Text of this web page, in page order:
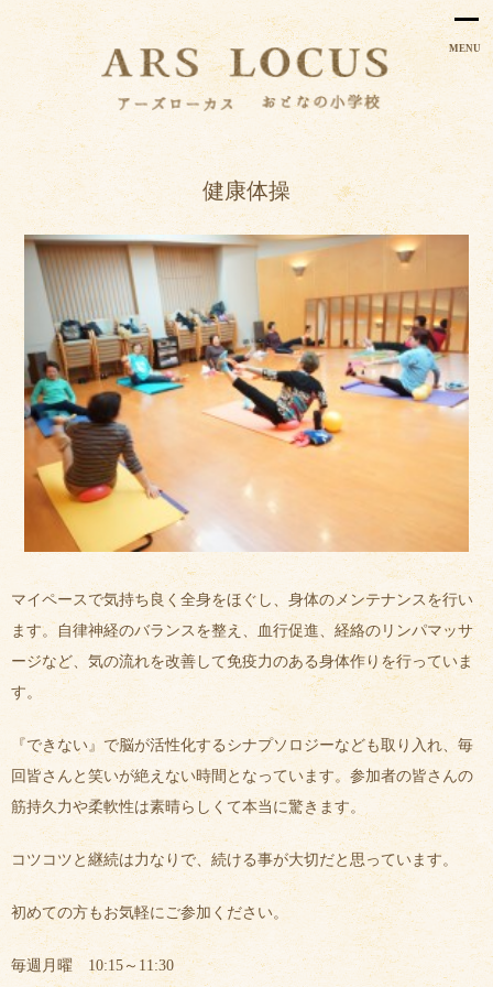
MENU
健康体操
マイペースで気持ち良く全身をほぐし、身体のメンテナンスを行い
ます。自律神経のバランスを整え、血行促進、経絡のリンパマッサ
ージなど、気の流れを改善して免疫力のある身体作りを行っていま
す。
『できない』で脳が活性化するシナプソロジーなども取り入れ、毎
回皆さんと笑いが絶えない時間となっています。参加者の皆さんの
筋持久力や柔軟性は素晴らしくて本当に驚きます。
コツコツと継続は力なりで、続ける事が大切だと思っています。
初めての方もお気軽にご参加ください。
毎週月曜 10:15～11:30